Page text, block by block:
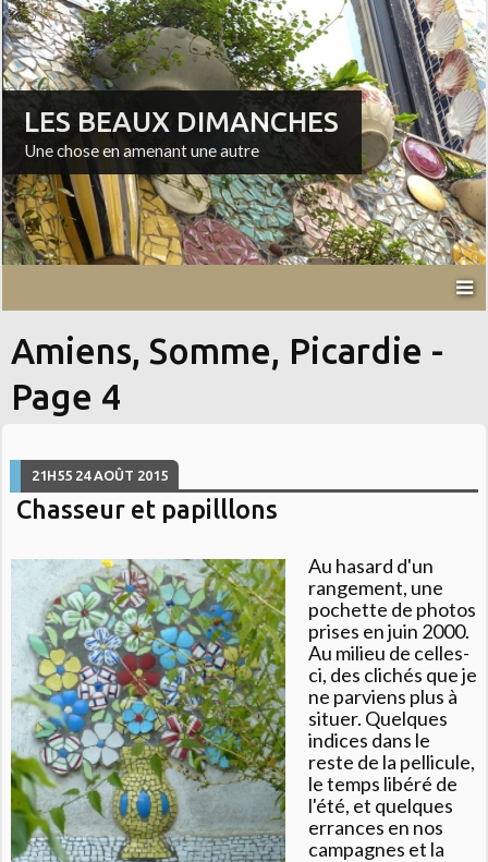
LES BEAUX DIMANCHES
Une chose en amenant une autre
Amiens, Somme, Picardie -
Page 4
21H55 24 AOÛT 2015
Chasseur et papilllons
Au hasard d'un
rangement, une
pochette de photos
prises en juin 2000.
Au milieu de celles-
ci, des clichés que je
ne parviens plus à
situer. Quelques
indices dans le
reste de la pellicule,
le temps libéré de
l'été, et quelques
errances en nos
campagnes et la